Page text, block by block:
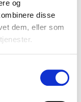
og
disse
dem, eller som